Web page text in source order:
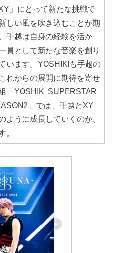
」にとって新たな挑戦で
しい風を吹き込むことが期
手越は自身の経験を活か
員として新たな音楽を創り
います。YOSHIKIも手越の
れからの展開に期待を寄せ
「YOSHIKI SUPERSTAR
」では、手越とXY
ように成長していくのか、
。